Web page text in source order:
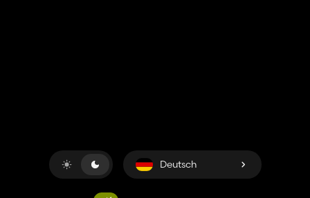
Deutsch